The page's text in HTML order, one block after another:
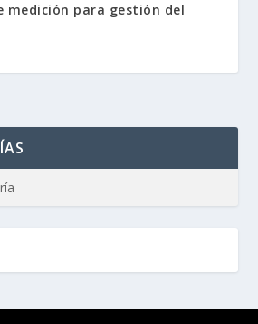
medición para gestión del